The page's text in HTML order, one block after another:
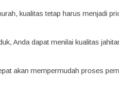
kualitas tetap harus menjadi
Anda dapat menilai kualitas
akan mempermudah proses